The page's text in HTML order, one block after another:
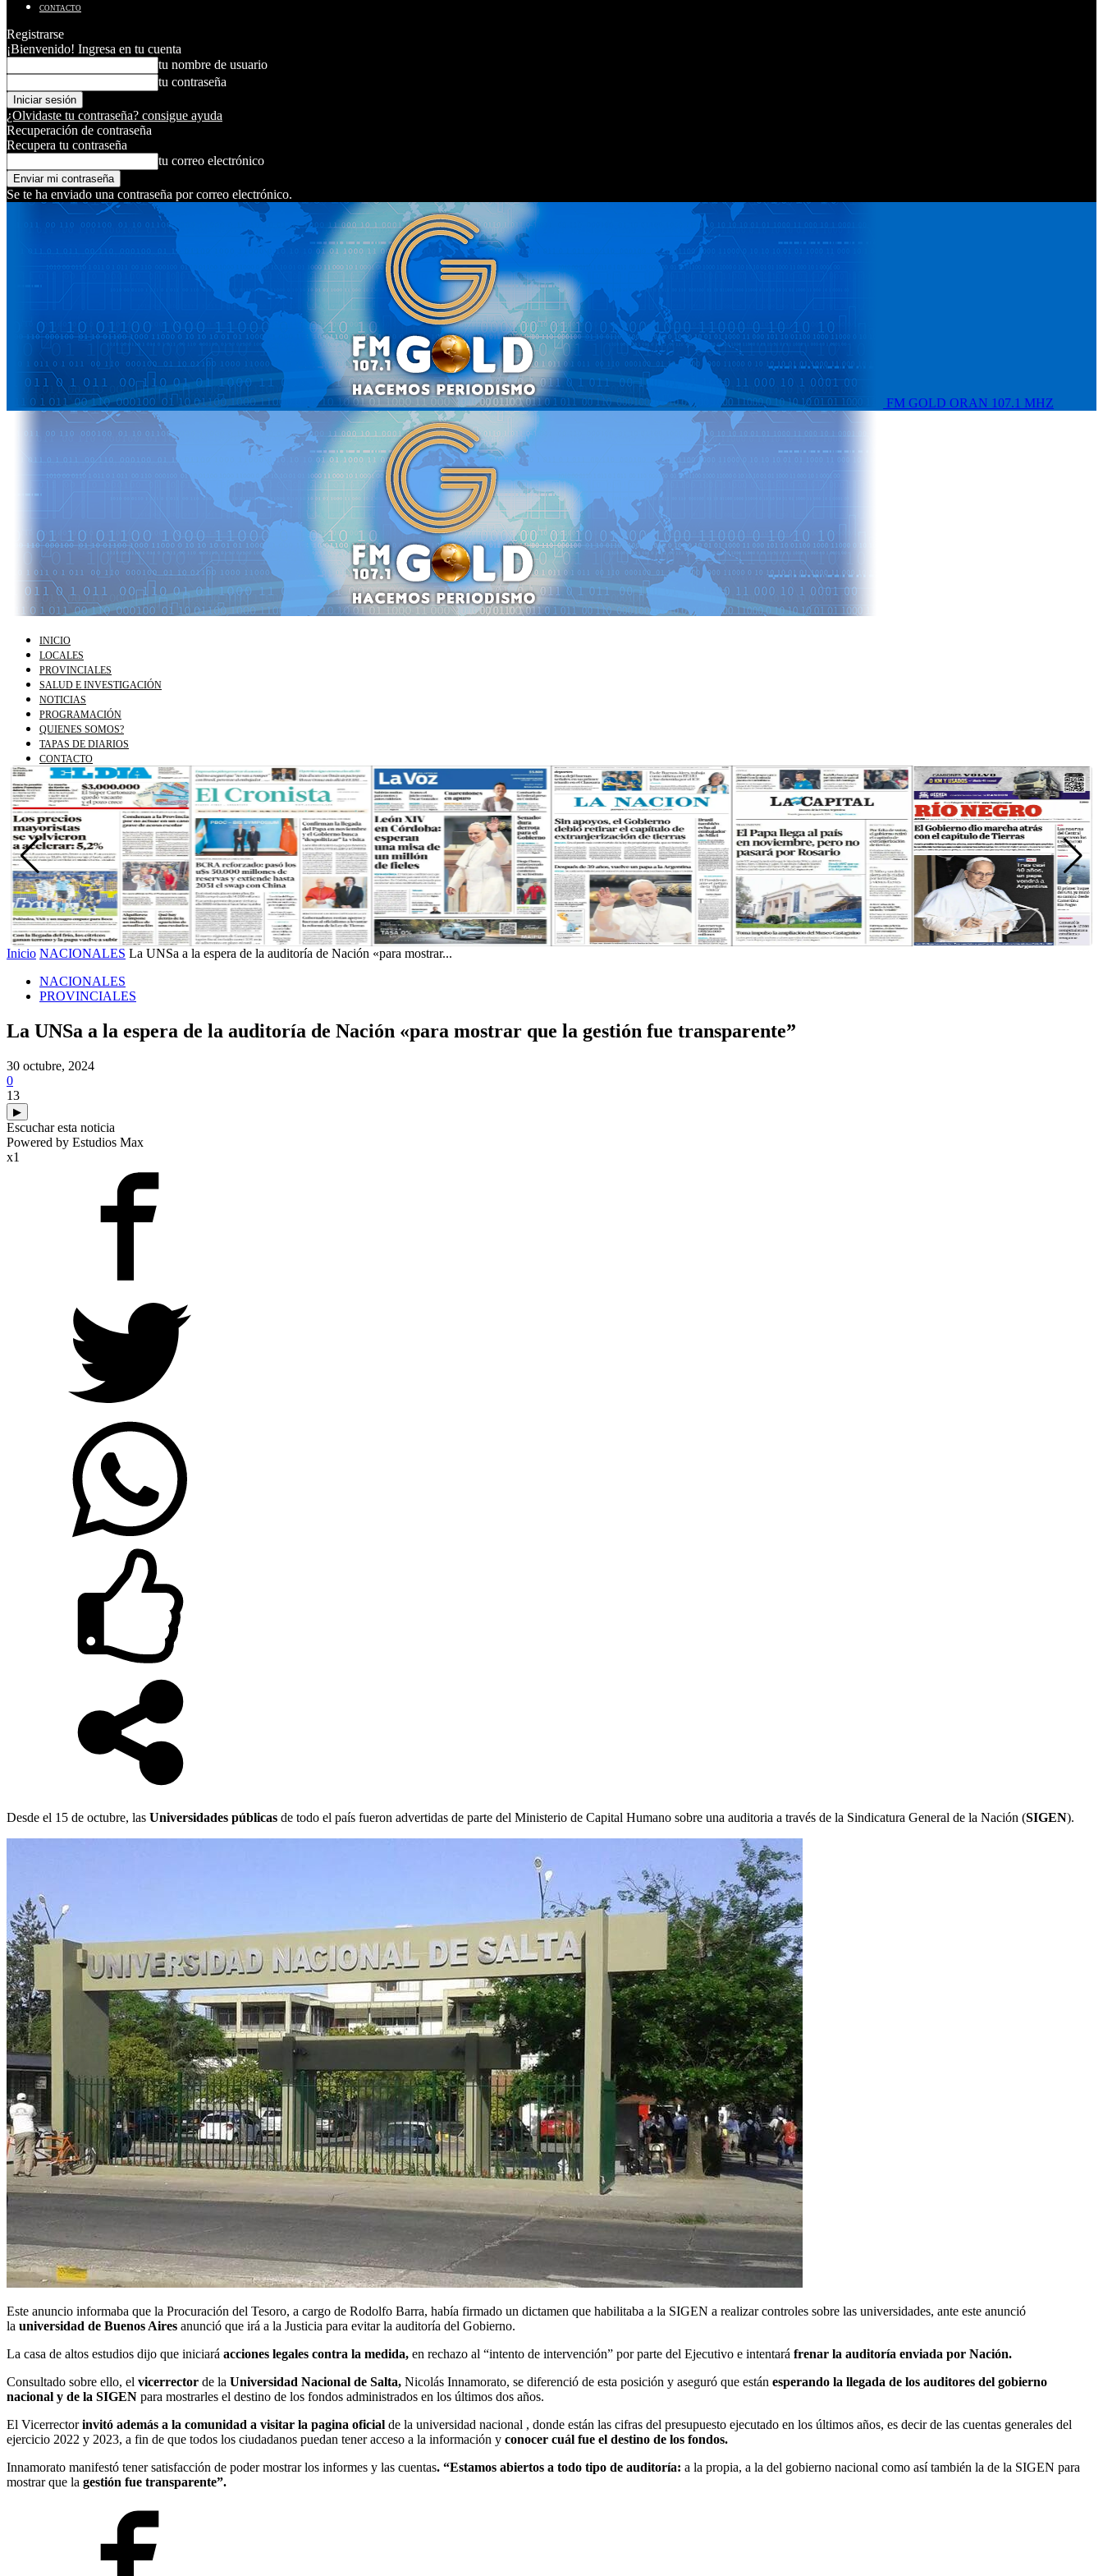
CONTACTO
Registrarse
¡Bienvenido! Ingresa en tu cuenta
tu nombre de usuario
tu contraseña
¿Olvidaste tu contraseña? consigue ayuda
Recuperación de contraseña
Recupera tu contraseña
tu correo electrónico
Se te ha enviado una contraseña por correo electrónico.
FM GOLD ORAN 107.1 MHZ
INICIO
LOCALES
PROVINCIALES
SALUD E INVESTIGACIÓN
NOTICIAS
PROGRAMACIÓN
QUIENES SOMOS?
TAPAS DE DIARIOS
CONTACTO
Inicio NACIONALES La UNSa a la espera de la auditoría de Nación «para mostrar...
NACIONALES
PROVINCIALES
La UNSa a la espera de la auditoría de Nación «para mostrar que la gestión fue transparente”
30 octubre, 2024
0
13
▶
Escuchar esta noticia
Powered by Estudios Max
x1
Desde el 15 de octubre, las Universidades públicas de todo el país fueron advertidas de parte del Ministerio de Capital Humano sobre una auditoria a través de la Sindicatura General de la Nación (SIGEN).
Este anuncio informaba que la Procuración del Tesoro, a cargo de Rodolfo Barra, había firmado un dictamen que habilitaba a la SIGEN a realizar controles sobre las universidades, ante este anunció
la universidad de Buenos Aires anunció que irá a la Justicia para evitar la auditoría del Gobierno.
La casa de altos estudios dijo que iniciará acciones legales contra la medida, en rechazo al “intento de intervención” por parte del Ejecutivo e intentará frenar la auditoría enviada por Nación.
Consultado sobre ello, el vicerrector de la Universidad Nacional de Salta, Nicolás Innamorato, se diferenció de esta posición y aseguró que están esperando la llegada de los auditores del gobierno
nacional y de la SIGEN para mostrarles el destino de los fondos administrados en los últimos dos años.
El Vicerrectorinvitó además a la comunidad a visitar la pagina oficial de la universidad nacional , donde están las cifras del presupuesto ejecutado en los últimos años, es decir de las cuentas generales del
ejercicio 2022 y 2023, a fin de que todos los ciudadanos puedan tener acceso a la información y conocer cuál fue el destino de los fondos.
Innamorato manifestó tener satisfacción de poder mostrar los informes y las cuentas. “Estamos abiertos a todo tipo de auditoría: a la propia, a la del gobierno nacional como así también la de la SIGEN para
mostrar que la gestión fue transparente”.